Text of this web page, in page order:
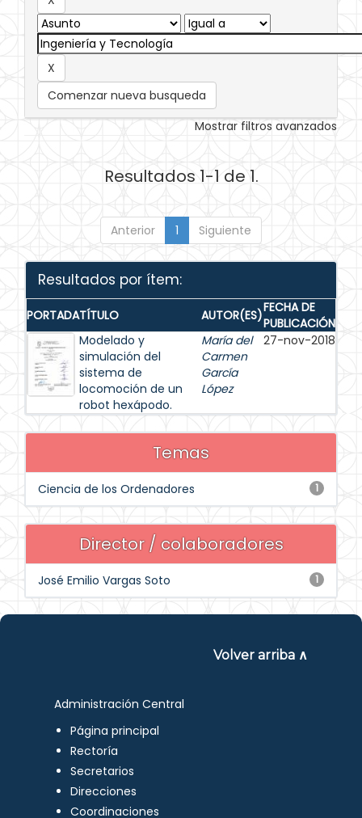
Comenzar nueva busqueda
Mostrar filtros avanzados
Resultados 1-1 de 1.
Anterior 1 Siguiente
Resultados por ítem:
PORTADATÍTULO AUTOR(ES)FECHA DE
PUBLICACIÓN
Modelado y
simulación del
sistema de
locomoción de un
robot hexápodo.
María del
Carmen
García
López
27-nov-2018
Temas
1
Ciencia de los Ordenadores
Director / colaboradores
1
José Emilio Vargas Soto
Volver arriba ∧
Administración Central
Página principal
Rectoría
Secretarios
Direcciones
Coordinaciones